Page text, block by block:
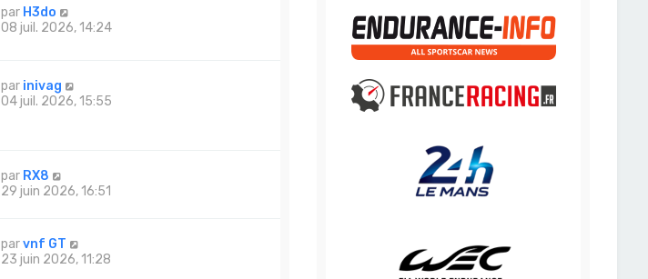
par H3do
08 juil. 2026, 14:24
par inivag
04 juil. 2026, 15:55
par RX8
29 juin 2026, 16:51
parvnf GT
23 juin 2026, 11:28